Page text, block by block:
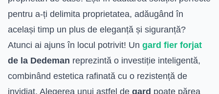
pentru a-ți delimita proprietatea, adăugând în
același timp un plus de eleganță și siguranță?
Atunci ai ajuns în locul potrivit! Un gard fier forjat
de la Dedeman reprezintă o investiție inteligentă,
combinând estetica rafinată cu o rezistență de
invidiat. Alegerea unui astfel de gard poate părea